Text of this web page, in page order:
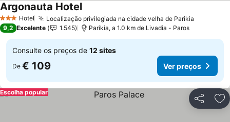
3 EstrelasHotel Localização privilegiada na cidade velha de Parikia
Argonauta HotelVer preços
9,2 Excelente 1.545 Parikia, a 1.0 km de Livadia - Paros
Consulte os preços de 12 sites
De € 109 Ver preços
Partilhar
Escolha popular